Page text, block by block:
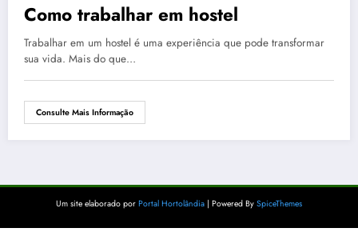
Como trabalhar em hostel
Trabalhar em um hostel é uma experiência que pode transformar
sua vida. Mais do que…
Consulte Mais Informação
Um site elaborado por Portal Hortolândia | Powered By SpiceThemes